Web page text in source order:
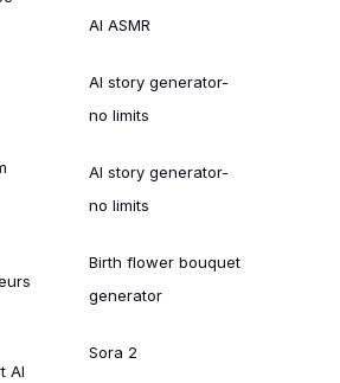
AI
AI ASMR
AI story generator-
no limits
AI story generator-
no limits
Birth flower bouquet
generator
Sora 2